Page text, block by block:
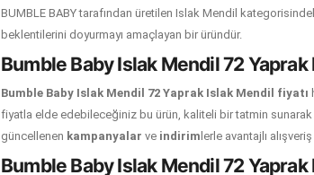
BUMBLE BABY tarafından üretilen Islak Mendil
beklentilerini doyurmayı amaçlayan bir üründür.
Bumble Baby Islak Mendil 72 Yaprak
Bumble Baby Islak Mendil 72 Yaprak Islak Mendil fiyatı
fiyatla elde edebileceğiniz bu ürün, kaliteli bir tatmin sunarak
güncellenen kampanyalar ve indirim lerle avantajlı
Bumble Baby Islak Mendil 72